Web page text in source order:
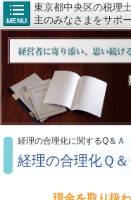
MENU
東京都中央区の税理
主のみなさまをサポ
経理の合理化に関するQ＆Ａ
経理の合理化Ｑ＆